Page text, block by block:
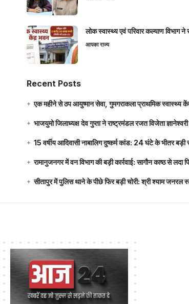
लोक स्वास्थ्य एवं परिवार कल्याण विभाग
आपका राज्य
Recent Posts
एक महीने से ठप आयुष्मान सेवा, गुमगराकला प्राथमिक स्वास्थ्य
भाजयुमो जिलाध्यक्ष देव गुप्ता ने राष्ट्रमंडल रजत विजेता
15 वर्षीय आदिवासी नाबालिग दुष्कर्म कांड: 24 घंटे के भीतर
रामानुजनगर में वन विभाग की बड़ी कार्रवाई: सागौन काष्ठ से लदा
सीतापुर में पुलिस थाने के पीछे फिर बड़ी चोरी: श्री श्याम जनरल